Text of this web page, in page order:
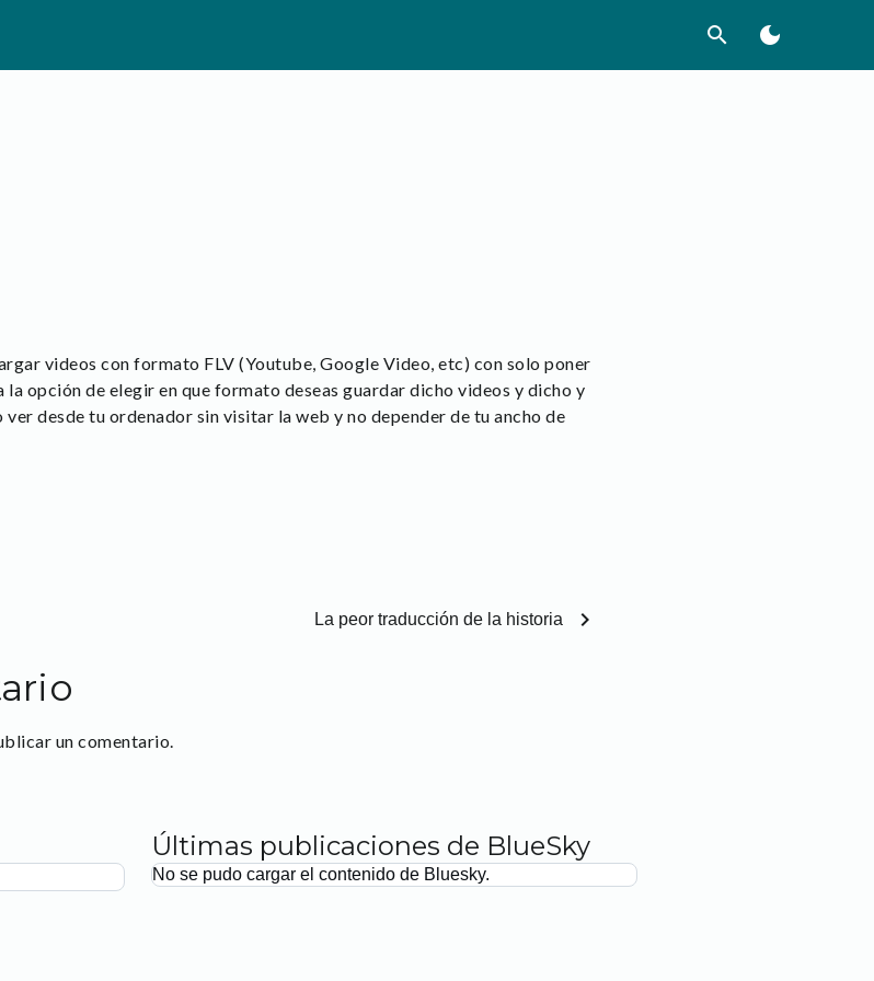
search dark_mode
videos con formato FLV (Youtube, Google Video, etc) con solo poner
opción de elegir en que formato deseas guardar dicho videos y dicho y
desde tu ordenador sin visitar la web y no depender de tu ancho de
La peor traducción de la historia chevron_right
un comentario.
Últimas publicaciones de BlueSky
No se pudo cargar el contenido de Bluesky.